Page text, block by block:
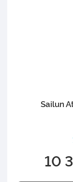
Sailun
10